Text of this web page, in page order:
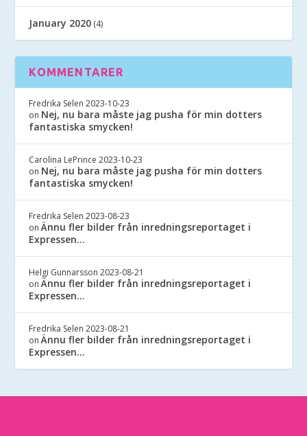
January 2020 (4)
KOMMENTARER
Fredrika Selen 2023-10-23
on Nej, nu bara måste jag pusha för min dotters
fantastiska smycken!
Carolina LePrince 2023-10-23
on Nej, nu bara måste jag pusha för min dotters
fantastiska smycken!
Fredrika Selen 2023-08-23
onÄnnu fler bilder från inredningsreportaget i
Expressen…
Helgi Gunnarsson 2023-08-21
onÄnnu fler bilder från inredningsreportaget i
Expressen…
Fredrika Selen 2023-08-21
onÄnnu fler bilder från inredningsreportaget i
Expressen…